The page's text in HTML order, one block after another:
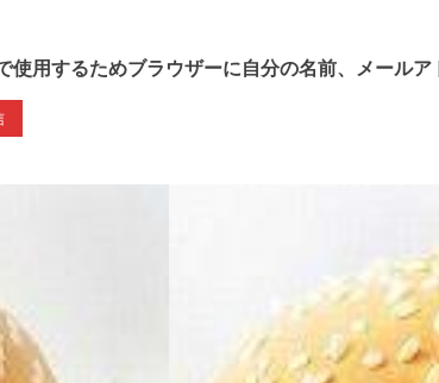
使用するためブラウザーに自分の名前、メールア